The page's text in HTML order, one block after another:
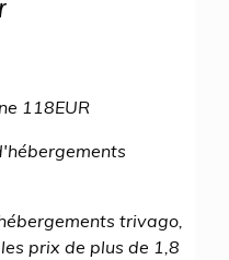
118EUR
trivago,
prix de plus de 1,8